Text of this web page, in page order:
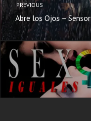
PREVIOUS
Abre los Ojos – Sensor